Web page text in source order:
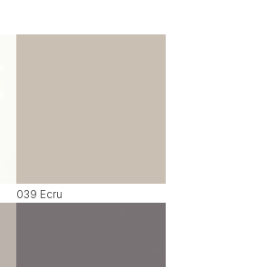
039 Ecru